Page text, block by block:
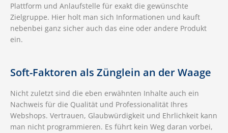
Plattform und Anlaufstelle für exakt die gewünschte
Zielgruppe. Hier holt man sich Informationen und kauft
nebenbei ganz sicher auch das eine oder andere Produkt
ein.
Soft-Faktoren als Zünglein an der Waage
Nicht zuletzt sind die eben erwähnten Inhalte auch ein
Nachweis für die Qualität und Professionalität Ihres
Webshops. Vertrauen, Glaubwürdigkeit und Ehrlichkeit kann
man nicht programmieren. Es führt kein Weg daran vorbei,